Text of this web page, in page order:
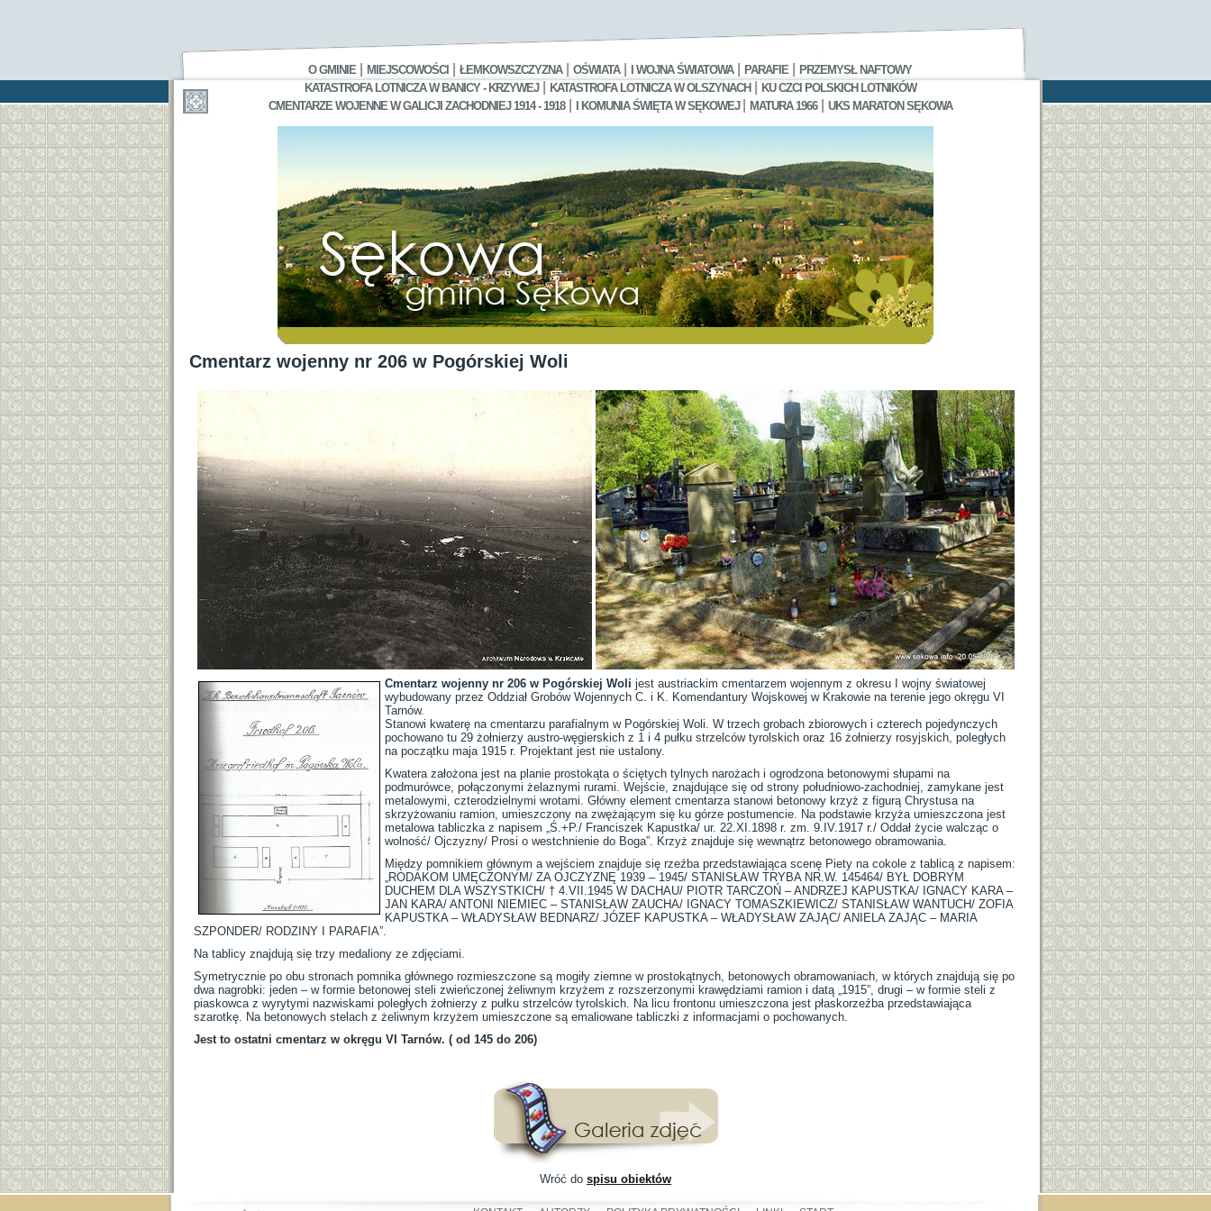
O GMINIE MIEJSCOWOŚCI ŁEMKOWSZCZYZNA| OŚWIATA| I WOJNA ŚWIATOWA| PARAFIE
PRZEMYSŁ NAFTOWY
KATASTROFA LOTNICZA W BANICY - KRZYWEJ| KATASTROFA LOTNICZA W OLSZYNACH|
KU CZCI POLSKICH LOTNIKÓW
CMENTARZE WOJENNE W GALICJI ZACHODNIEJ 1914 - 1918| I KOMUNIA ŚWIĘTA W SĘKOWEJ MATURA 1966| UKS MARATON SĘKOWA
Cmentarz wojenny nr 206 w Pogórskiej Woli
Cmentarz wojenny nr 206 w Pogórskiej Woli jest austriackim cmentarzem wojennym z okresu I wojny światowej
wybudowany przez Oddział Grobów Wojennych C. i K. Komendantury Wojskowej w Krakowie na terenie jego okręgu VI
Tarnów.
Stanowi kwaterę na cmentarzu parafialnym w Pogórskiej Woli. W trzech grobach zbiorowych i czterech pojedynczych
pochowano tu 29 żołnierzy austro-węgierskich z 1 i 4 pułku strzelców tyrolskich oraz 16 żołnierzy rosyjskich, poległych
na początku maja 1915 r. Projektant jest nie ustalony.
Kwatera założona jest na planie prostokąta o ściętych tylnych narożach i ogrodzona betonowymi słupami na
podmurówce, połączonymi żelaznymi rurami. Wejście, znajdujące się od strony południowo-zachodniej, zamykane jest
metalowymi, czterodzielnymi wrotami. Główny element cmentarza stanowi betonowy krzyż z figurą Chrystusa na
skrzyżowaniu ramion, umieszczony na zwężającym się ku górze postumencie. Na podstawie krzyża umieszczona jest
metalowa tabliczka z napisem „Ś.+P./ Franciszek Kapustka/ ur. 22.XI.1898 r. zm. 9.IV.1917 r./ Oddał życie walcząc o
wolność/ Ojczyzny/ Prosi o westchnienie do Boga”. Krzyż znajduje się wewnątrz betonowego obramowania.
Między pomnikiem głównym a wejściem znajduje się rzeźba przedstawiająca scenę Piety na cokole z tablicą z napisem:
„RODAKOM UMĘCZONYM/ ZA OJCZYZNĘ 1939 – 1945/ STANISŁAW TRYBA NR.W. 145464/ BYŁ DOBRYM
DUCHEM DLA WSZYSTKICH/ † 4.VII.1945 W DACHAU/ PIOTR TARCZOŃ – ANDRZEJ KAPUSTKA/ IGNACY KARA –
JAN KARA/ ANTONI NIEMIEC – STANISŁAW ZAUCHA/ IGNACY TOMASZKIEWICZ/ STANISŁAW WANTUCH/ ZOFIA
KAPUSTKA – WŁADYSŁAW BEDNARZ/ JÓZEF KAPUSTKA – WŁADYSŁAW ZAJĄC/ ANIELA ZAJĄC – MARIA
SZPONDER/ RODZINY I PARAFIA”.
Na tablicy znajdują się trzy medaliony ze zdjęciami.
Symetrycznie po obu stronach pomnika głównego rozmieszczone są mogiły ziemne w prostokątnych, betonowych obramowaniach, w których znajdują się po
dwa nagrobki: jeden – w formie betonowej steli zwieńczonej żeliwnym krzyżem z rozszerzonymi krawędziami ramion i datą „1915”, drugi – w formie steli z
piaskowca z wyrytymi nazwiskami poległych żołnierzy z pułku strzelców tyrolskich. Na licu frontonu umieszczona jest płaskorzeźba przedstawiająca
szarotkę. Na betonowych stelach z żeliwnym krzyżem umieszczone są emaliowane tabliczki z informacjami o pochowanych.
Jest to ostatni cmentarz w okręgu VI Tarnów. ( od 145 do 206)
Wróć do spisu obiektów